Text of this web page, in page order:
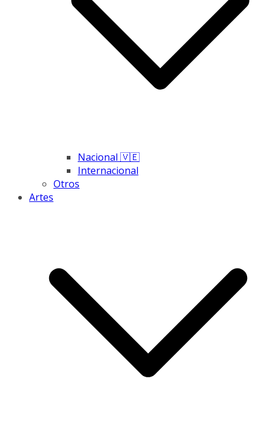
Nacional 🇻🇪
Internacional
Otros
Artes